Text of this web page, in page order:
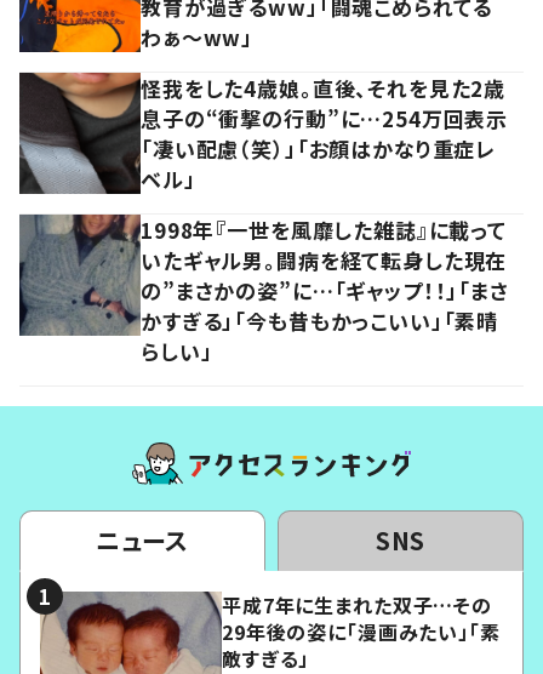
教育が過ぎるww」「闘魂こめられてる
わぁ～ww」
怪我をした4歳娘。直後、それを見た2歳
息子の“衝撃の行動”に…254万回表示
「凄い配慮（笑）」「お顔はかなり重症レ
ベル」
1998年『一世を風靡した雑誌』に載って
いたギャル男。闘病を経て転身した現在
の”まさかの姿”に…「ギャップ！！」「まさ
かすぎる」「今も昔もかっこいい」「素晴
らしい」
ニュース SNS
平成7年に生まれた双子…その
29年後の姿に「漫画みたい」「素
敵すぎる」